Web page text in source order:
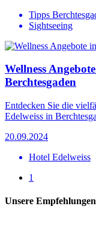
Tipps
Sightseeing
Wellness
Berchtesgaden
Entdecken Sie die
Edelweiss in
20.09.2024
Hotel Edelweiss
1
Unsere Empfehlungen